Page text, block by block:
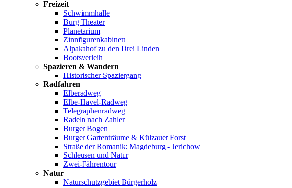
Freizeit
Schwimmhalle
Burg Theater
Planetarium
Zinnfigurenkabinett
Alpakahof zu den Drei Linden
Bootsverleih
Spazieren & Wandern
Historischer Spaziergang
Radfahren
Elberadweg
Elbe-Havel-Radweg
Telegraphenradweg
Radeln nach Zahlen
Burger Bogen
Burger Gartenträume & Külzauer Forst
Straße der Romanik: Magdeburg - Jerichow
Schleusen und Natur
Zwei-Fährentour
Natur
Naturschutzgebiet Bürgerholz